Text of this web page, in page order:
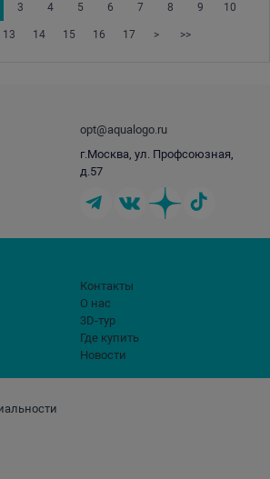
3 4 5 6 7 8 9 10
13 14 15 16 17 > >>
Контакты
О нас
3D-тур
Где купить
Новости
opt@aqualogo.ru
г.Москва, ул. Профсоюзная,
д.57